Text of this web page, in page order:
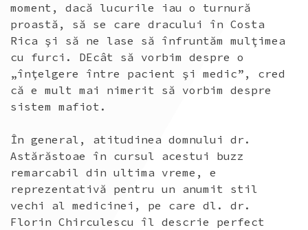
moment, dacă lucurile iau o turnură
proastă, să se care dracului în Costa
Rica şi să ne lase să înfruntăm mulţimea
cu furci. DEcât să vorbim despre o
„înţelgere între pacient şi medic”, cred
că e mult mai nimerit să vorbim despre
sistem mafiot.
În general, atitudinea domnului dr.
Astărăstoae în cursul acestui buzz
remarcabil din ultima vreme, e
reprezentativă pentru un anumit stil
vechi al medicinei, pe care dl. dr.
Florin Chirculescu îl descrie perfect